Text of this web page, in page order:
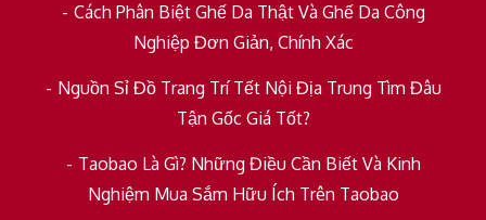
Cách Phân Biệt Ghế Da Thật Và Ghế Da Công
Nghiệp Đơn Giản, Chính Xác
Nguồn Sỉ Đồ Trang Trí Tết Nội Địa Trung Tìm Đâu
Tận Gốc Giá Tốt?
Taobao Là Gì? Những Điều Cần Biết Và Kinh
Nghiệm Mua Sắm Hữu Ích Trên Taobao